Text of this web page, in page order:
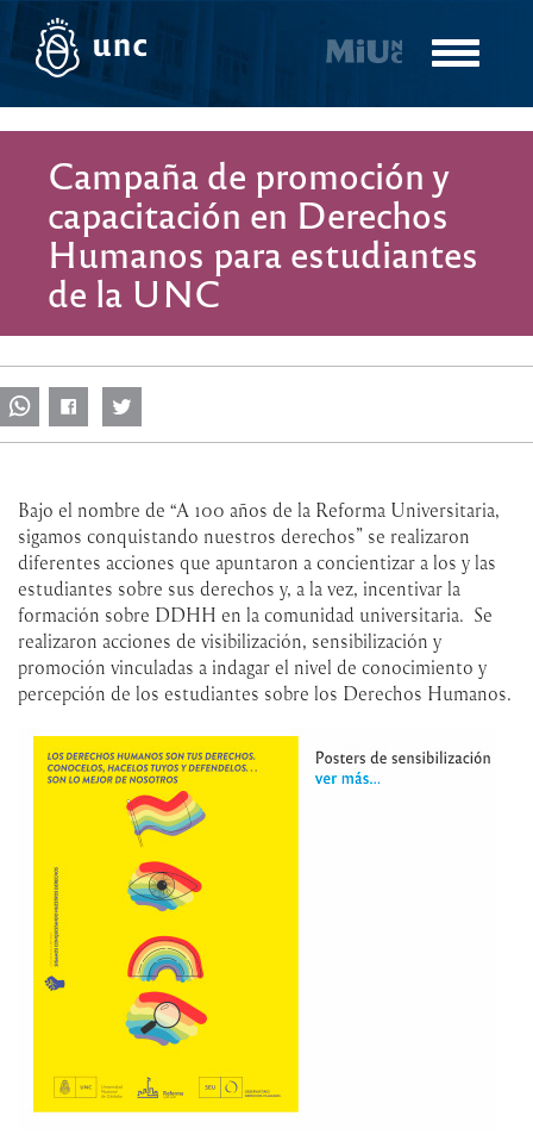
Pasar
contenido
Toggle
Campaña de promoción y
capacitación en Derechos
Humanos para estudiantes
de la UNC
Bajo el nombre de “A 100 años de la Reforma Universitaria,
sigamos conquistando nuestros derechos” se realizaron
diferentes acciones que apuntaron a concientizar a los y las
estudiantes sobre sus derechos y, a la vez, incentivar la
formación sobre DDHH en la comunidad universitaria. Se
realizaron acciones de visibilización, sensibilización y
promoción vinculadas a indagar el nivel de conocimiento y
percepción de los estudiantes sobre los Derechos Humanos.